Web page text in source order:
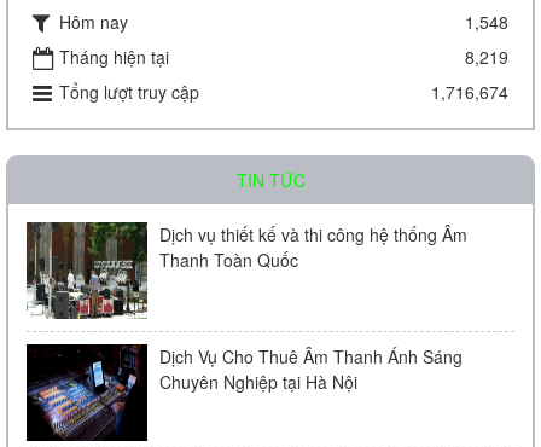
Amply chia 2 vùng KAC - J08D
Liên hệ
Amply chia 2 vùng KAC - J60D
Liên hệ
Hôm nay
1,548
Tháng hiện tại
8,219
Tổng lượt truy cập
1,716,674
TIN TỨC
Dịch vụ thiết kế và thi công hệ thống Âm
Thanh Toàn Quốc
Dịch Vụ Cho Thuê Âm Thanh Ánh Sáng
Chuyên Nghiệp tại Hà Nội